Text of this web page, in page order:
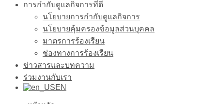
การกำกับดูแลกิจการที่ดี
นโยบายการกำกับดูแลกิจการ
นโยบายคุ้มครองข้อมูลส่วนบุคคล
มาตรการร้องเรียน
ช่องทางการร้องเรียน
ข่าวสารและบทความ
ร่วมงานกับเรา
EN